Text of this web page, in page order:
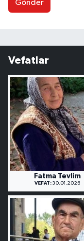
Gönder
Vefatlar
Fatma Tevlim
VEFAT: 30.01.2026